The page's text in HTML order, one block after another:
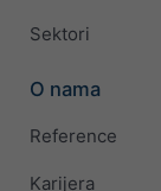
Sektori
O nama
Reference
Karijera